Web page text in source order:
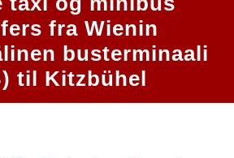
fra Wienin
busterminaali
til Kitzbühel